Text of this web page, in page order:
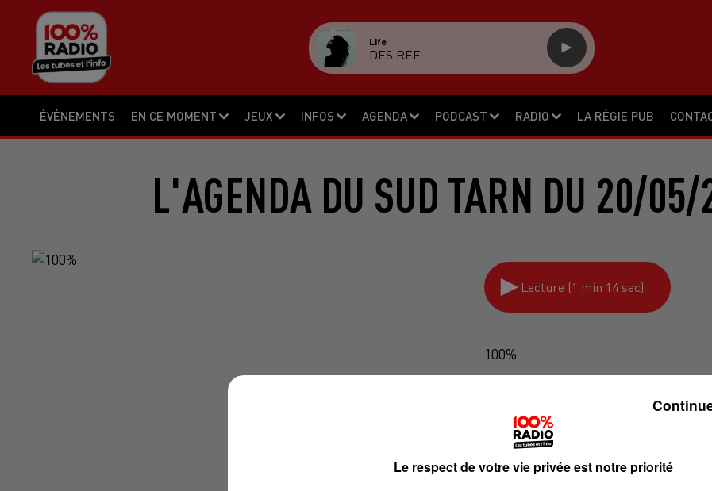
ÉVÉNEMENTS EN CE MOMENT JEUX INFOS AGENDA PODCAST RADIO LA RÉGIE PUB
Life
DES REE
L'AGENDA DU SUD TARN DU 20/
Lecture (1 min 14 sec)
100%
Le respect de votre vie privée est notre priorité